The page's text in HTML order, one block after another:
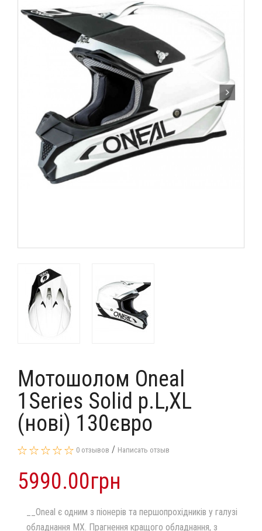
Мотошолом Oneal
1Series Solid p.L,XL
(нові) 130євро
0 отзывов / Написать отзыв
5990.00грн
__Oneal є одним з піонерів та першопрохідників у галузі
обладнання MX. Прагнення кращого обладнання, з